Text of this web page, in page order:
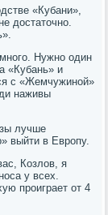
«Кубани»,
достаточно.
Нужно один
«Кубань» и
с «Жемчужиной»
наживы
лучше
выйти в Европу.
Козлов, я
у всех.
проиграет от 4